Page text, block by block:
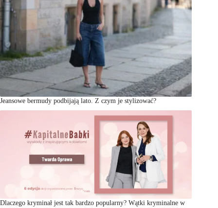
Jeansowe bermudy podbijają lato. Z czym je stylizować?
Dlaczego kryminał jest tak bardzo popularny? Wątki kryminalne w